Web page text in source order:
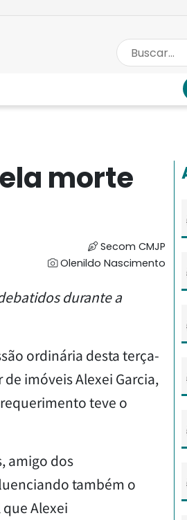
morte
Secom CMJP
Olenildo Nascimento
durante a
ordinária desta terça-
imóveis Alexei Garcia,
teve o
amigo dos
também o
Alexei